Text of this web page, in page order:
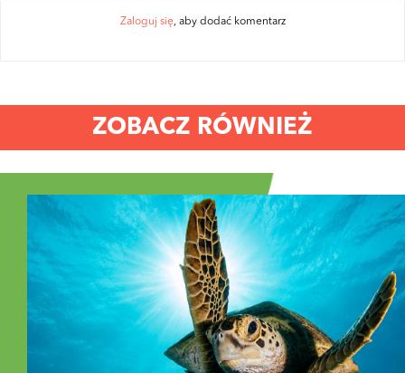
Zaloguj się, aby dodać komentarz
ZOBACZ RÓWNIEŻ